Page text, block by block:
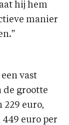
hij hem
manier
vast
de grootte
229 euro,
euro per